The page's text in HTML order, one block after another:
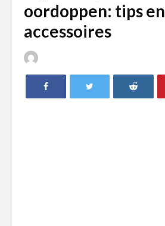
oordoppen: tips en
accessoires